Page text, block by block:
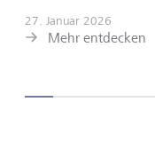
27. Januar 2026
Mehr entdecken